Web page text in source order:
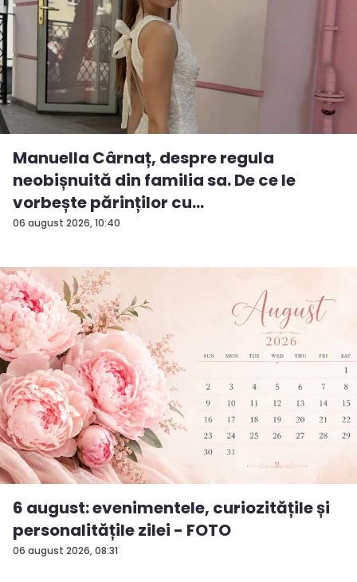
06 august 2026, 10:40
Manuella Cârnaț, despre regula
neobișnuită din familia sa. De ce le
vorbește părinților cu
„dumneavoastră...
06 august 2026, 08:31
6 august: evenimentele, curiozitățile și
personalitățile zilei - FOTO